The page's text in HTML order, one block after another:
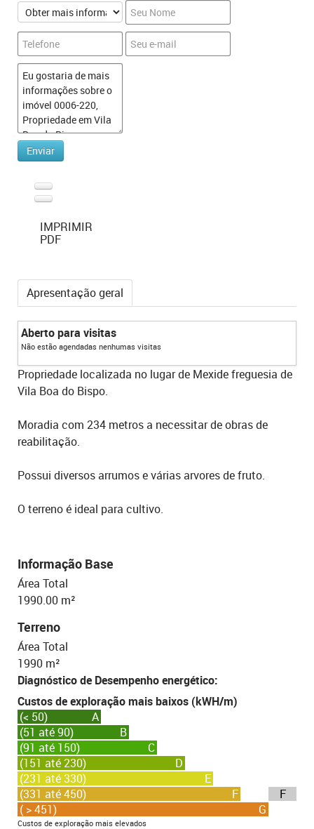
IMPRIMIR
PDF
Apresentação geral
Aberto para visitas
Não estão agendadas nenhumas visitas
Propriedade localizada no lugar de Mexide freguesia de
Vila Boa do Bispo.
Moradia com 234 metros a necessitar de obras de
reabilitação.
Possui diversos arrumos e várias arvores de fruto.
O terreno é ideal para cultivo.
Informação Base
Área Total
1990.00 m²
Terreno
Área Total
1990 m²
Diagnóstico de Desempenho energético:
Custos de exploração mais baixos (kWH/m)
(< 50)
A
(51 até 90)
B
(91 até 150)
C
(151 até 230)
D
(231 até 330)
E
(331 até 450)
F
( > 451)
G
F
Custos de exploração mais elevados